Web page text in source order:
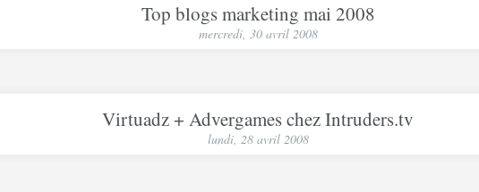
Top blogs marketing mai 2008
mercredi, 30 avril 2008
Virtuadz + Advergames chez Intruders.tv
lundi, 28 avril 2008